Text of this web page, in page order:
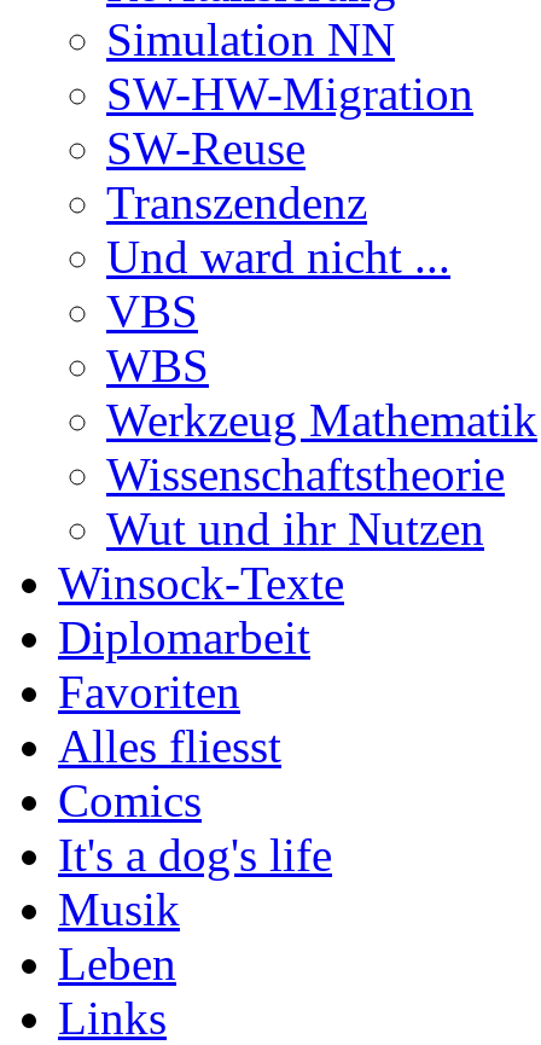
Simulation NN
SW-HW-Migration
SW-Reuse
Transzendenz
Und ward nicht ...
VBS
WBS
Werkzeug Mathematik
Wissenschaftstheorie
Wut und ihr Nutzen
Winsock-Texte
Diplomarbeit
Favoriten
Alles fliesst
Comics
It's a dog's life
Musik
Leben
Links